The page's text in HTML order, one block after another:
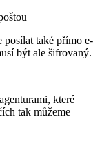
posílat také přímo e-
být ale šifrovaný.
které
tak můžeme